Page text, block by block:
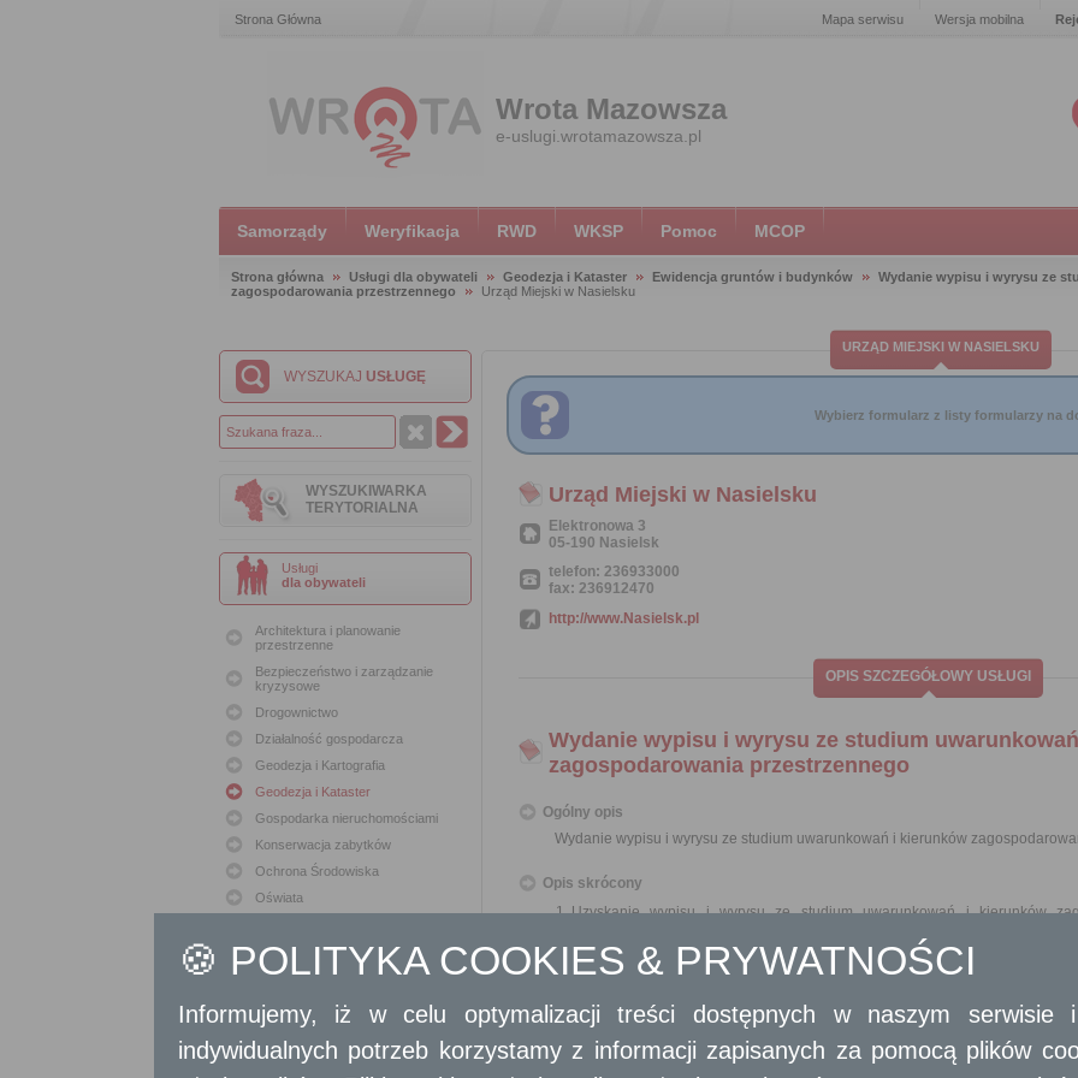
Strona Główna Mapa serwisu Wersja mobilna
Wrota Mazowsza
e-uslugi.wrotamazowsza.pl
Samorządy Weryfikacja RWD WKSP Pomoc MCOP
Strona główna Usługi dla obywateli Geodezja i Kataster Ewidencja gruntów i budynków
Wydanie wypisu i wyrysu ze
zagospodarowania przestrzennego
Urząd Miejski w Nasielsku
WYSZUKAJ USŁUGĘ
WYSZUKIWARKA
TERYTORIALNA
Usługi
dla obywateli
Architektura i planowanie
przestrzenne
Bezpieczeństwo i zarządzanie
kryzysowe
Drogownictwo
Działalność gospodarcza
Geodezja i Kartografia
Geodezja i Kataster
Gospodarka nieruchomościami
Konserwacja zabytków
Ochrona Środowiska
Oświata
Polityka lokalowa
Polityka społeczna
Skargi i wnioski
Sport i Rekreacja
Sprawy komunalne
URZĄD MIEJSKI W NASIELSKU
Wybierz formularz z listy formularzy na
Urząd Miejski w Nasielsku
Elektronowa 3
05-190 Nasielsk
telefon: 236933000
fax: 236912470
http://www.Nasielsk.pl
OPIS SZCZEGÓŁOWY USŁUGI
Wydanie wypisu i wyrysu ze studium
zagospodarowania przestrzennego
Ogólny opis
Wydanie wypisu i wyrysu ze studium uwarunkowań i kierunków
Opis skrócony
Uzyskanie wypisu i wyrysu ze studium uwarunkowań i kierunków
otrzymać wypisy i wyrysy ze studium uwarunkowań i kierunków
30 ust. 1 ustawy z dnia 27 marca 2003 r. o planowaniu i
Możliwe jest uzyskanie wypisu i wyrysu zarówno z aktualnego, jak i
Wymagane dokumenty
🍪 POLITYKA COOKIES & PRYWATNOŚCI
Informujemy, iż w celu optymalizacji treści dostępnych w naszym serwisie
indywidualnych potrzeb korzystamy z informacji zapisanych za pomocą plików